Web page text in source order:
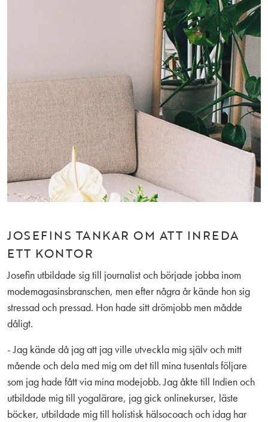
JOSEFINS TANKAR OM ATT INREDA
ETT KONTOR
Josefin utbildade sig till journalist och började jobba inom
modemagasinsbranschen, men efter några år kände hon sig
stressad och pressad. Hon hade sitt drömjobb men mådde
dåligt.
- Jag kände då jag att jag ville utveckla mig själv och mitt
mående och dela med mig om det till mina tusentals följare
som jag hade fått via mina modejobb. Jag åkte till Indien och
utbildade mig till yogalärare, jag gick onlinekurser, läste
böcker, utbildade mig till holistisk hälsocoach och idag har